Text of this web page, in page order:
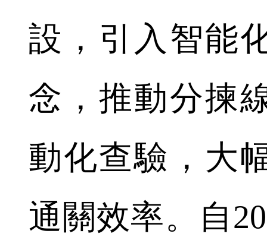
設，引入智能
念，推動分揀
動化查驗，大
通關效率。自